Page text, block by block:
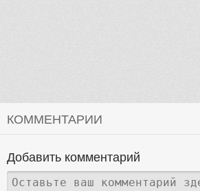
КОММЕНТАРИИ
Добавить комментарий